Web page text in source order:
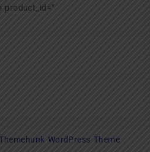
product_id="
WordPress Theme